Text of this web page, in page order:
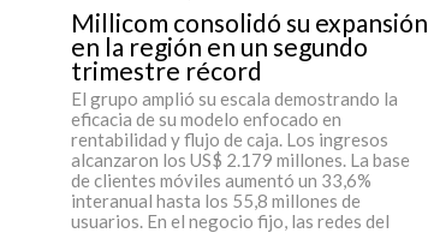
Millicom consolidó su expansión
en la región en un segundo
trimestre récord
El grupo amplió su escala demostrando la
eficacia de su modelo enfocado en
rentabilidad y flujo de caja. Los ingresos
alcanzaron los US$ 2.179 millones. La base
de clientes móviles aumentó un 33,6%
interanual hasta los 55,8 millones de
usuarios. En el negocio fijo, las redes del